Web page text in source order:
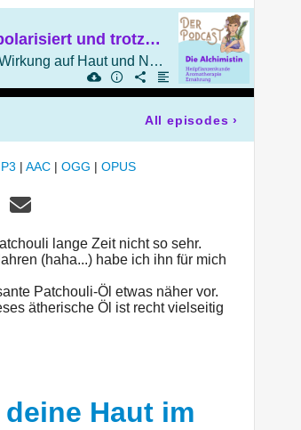
Patchouli! Ein Duft, der polarisiert und trotzdem ein kostbares Heilmittel sein kann
Ein ätherisches Öl und seine Wirkung auf Haut und Nervensystem
All episodes ›
| AAC | OGG | OPUS
lange Zeit nicht so sehr.
(haha...) habe ich ihn für mich
Patchouli-Öl etwas näher vor.
ätherische Öl ist recht vielseitig
Haut im